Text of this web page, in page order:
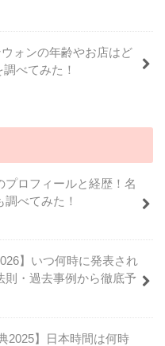
ォンの年齢やお店はど
べてみた！
プロフィールと経歴！名
べてみた！
】いつ何時に発表され
則・過去事例から徹底予
2025】日本時間は何時